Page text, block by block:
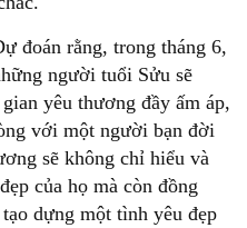
đoán rằng, trong tháng 6,
người tuổi Sửu sẽ
yêu thương đầy ấm áp,
với một người bạn đời
sẽ không chỉ hiểu và
của họ mà còn đồng
dựng một tình yêu đẹp